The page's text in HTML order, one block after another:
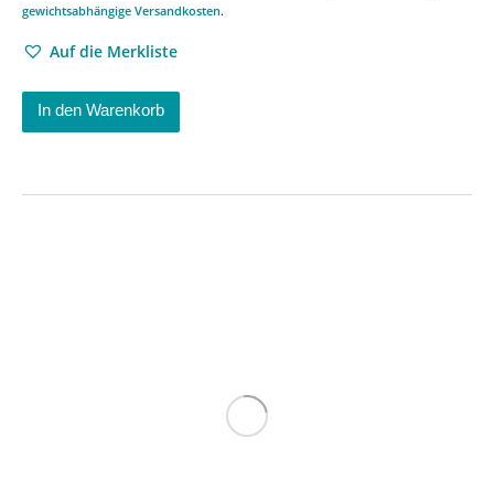
gewichtsabhängige Versandkosten.
Auf die Merkliste
In den Warenkorb